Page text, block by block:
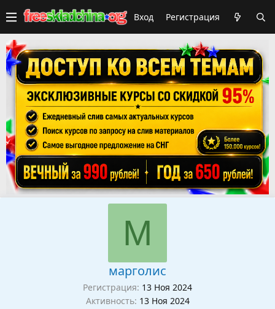
Вход Регистрация
М
марголис
Регистрация 13 Ноя 2024
Активность 13 Ноя 2024